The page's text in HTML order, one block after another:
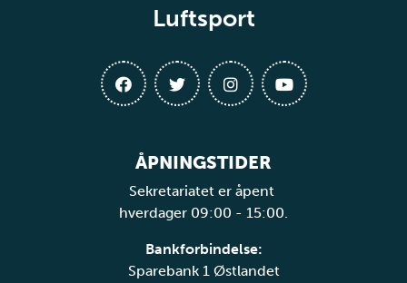
Luftsport
ÅPNINGSTIDER
Sekretariatet er åpent
hverdager 09:00 - 15:00.
Bankforbindelse:
Sparebank 1 Østlandet